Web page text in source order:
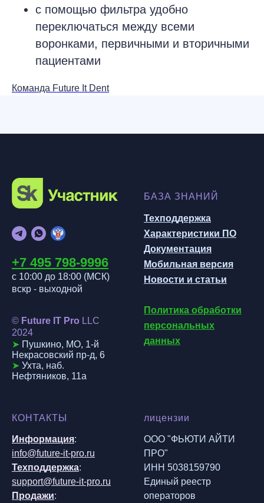
с помощью фильтра удобно
переключаться между всеми
воронками, первичными и вторичными
пациентами
Команда Future It Dent
+7 495 798-9996
с 10:00 до 18:00 (МСК)
вскр - выходной
© Future IT Pro LLC
2024
➤ Пушкино, МО, 1-й
Некрасовский пр-д, 6
➤ Ухта, наб.
Нефтяников, 11а
БАЗА ЗНАНИЙ
Техподдержка
Характеристики ПО
Документация
Мобильная версия
Новости и статьи
Политика обработки
персональных
данных
КОНТАКТЫ
Информация:
info@future-it-pro.ru
Техподдержка:
support@future-it-pro.ru
Продажи:
лицензии
ООО "ФЬЮТИ АЙТИ
ПРО"
ИНН 5038159790
Единый реестр
операторов